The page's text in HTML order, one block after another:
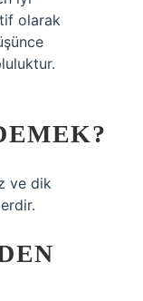
olarak
ve dik